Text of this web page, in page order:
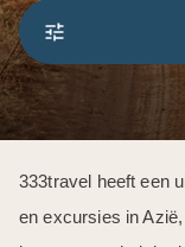
333travel heeft een
en excursies in